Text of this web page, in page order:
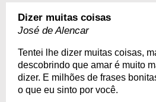
Dizer muitas coisas
José de Alencar
Tentei lhe dizer muitas coisas,
descobrindo que amar é muito
dizer. E milhões de frases
o que eu sinto por você.